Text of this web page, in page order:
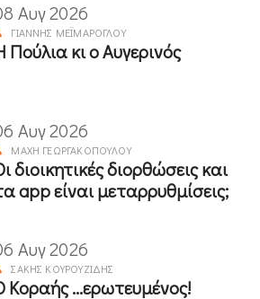
Αυγ 2026
ΓΙΆΝΝΗΣ ΜΕΪΜΆΡΟΓΛΟΥ
Πούλια κι ο Αυγερινός
Αυγ 2026
ΜΆΧΗ ΓΕΩΡΓΑΚΟΠΟΎΛΟΥ
διοικητικές διορθώσεις και
app είναι μεταρρυθμίσεις;
Αυγ 2026
ΣΆΚΗΣ ΚΟΥΡΟΥΖΊΔΗΣ
Κοραής ...ερωτευμένος!